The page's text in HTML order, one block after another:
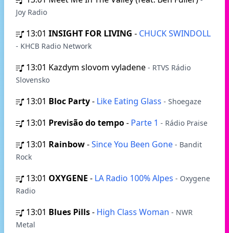
Joy Radio
13:01 INSIGHT FOR LIVING - CHUCK SWINDOLL
- KHCB Radio Network
13:01 Kazdym slovom vyladene - RTVS Rádio
Slovensko
13:01 Bloc Party- Like Eating Glass - Shoegaze
13:01 Previsão do tempo- Parte 1 - Rádio Praise
13:01 Rainbow-Since You Been Gone - Bandit
Rock
13:01 OXYGENE - LA Radio 100% Alpes - Oxygene
Radio
13:01 Blues Pills- High Class Woman - NWR
Metal